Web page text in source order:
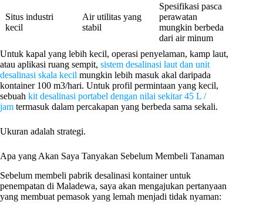
Situs industri
kecil
Air utilitas yang
stabil
Spesifikasi pasca
perawatan
mungkin berbeda
dari air minum
Untuk kapal yang lebih kecil, operasi penyelaman, kamp laut,
atau aplikasi ruang sempit, sistem desalinasi laut dan unit
desalinasi skala kecil mungkin lebih masuk akal daripada
kontainer 100 m3/hari. Untuk profil permintaan yang kecil,
sebuah kit desalinasi portabel dengan nilai sekitar 45 L /
jam termasuk dalam percakapan yang berbeda sama sekali.
Ukuran adalah strategi.
Apa yang Akan Saya Tanyakan Sebelum Membeli Tanaman
Sebelum membeli pabrik desalinasi kontainer untuk
penempatan di Maladewa, saya akan mengajukan pertanyaan
yang membuat pemasok yang lemah menjadi tidak nyaman: